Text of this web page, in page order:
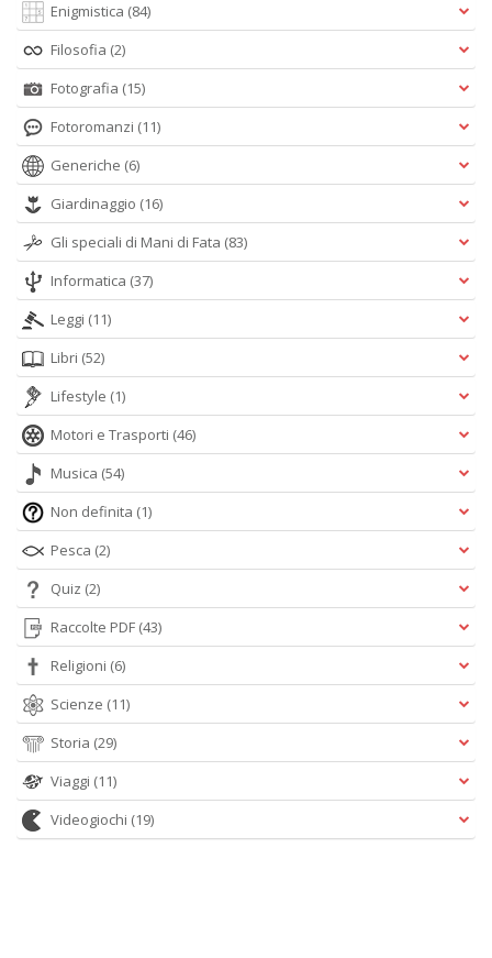
Enigmistica (84)
Filosofia (2)
Fotografia (15)
Fotoromanzi (11)
Generiche (6)
Giardinaggio (16)
Gli speciali di Mani di Fata (83)
Informatica (37)
Leggi (11)
Libri (52)
Lifestyle (1)
Motori e Trasporti (46)
Musica (54)
Non definita (1)
Pesca (2)
Quiz (2)
Raccolte PDF (43)
Religioni (6)
Scienze (11)
Storia (29)
Viaggi (11)
Videogiochi (19)